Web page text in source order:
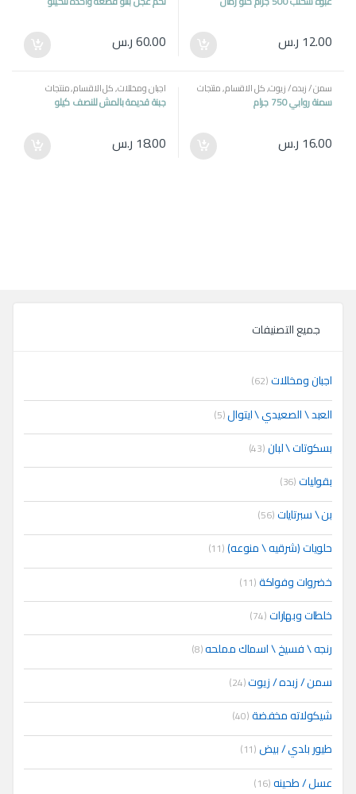
12.00 ر.س 60.00ر.س
سمن / زبده / زيوت,كل الاقسام,منتجات
مصرية
سمنة روابي 750 جرام
16.00 ر.س
اجبان ومخللات,كل الاقسام,منتجات
مصرية
جبنة قديمة بالمش للنصف كيلو
18.00 ر.س
جميع التصنيفات
اجبان ومخللات(62)
العبد \ الصعيدي \ ايتوال(5)
بسكوتات \ لبان(43)
بقوليات(36)
بن \ سبرتايات(56)
حلويات (شرقيه \ منوعه)(11)
خضروات وفواكة(11)
خلطات وبهارات(74)
رنجه \ فسيخ \ اسماك مملحه(8)
سمن / زبده / زيوت(24)
شيكولاته مخفضة(40)
طيور بلدي / بيض(11)
عسل / طحينه(16)